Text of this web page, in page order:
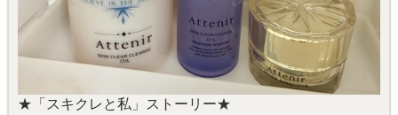
★「スキクレと私」ストーリー★